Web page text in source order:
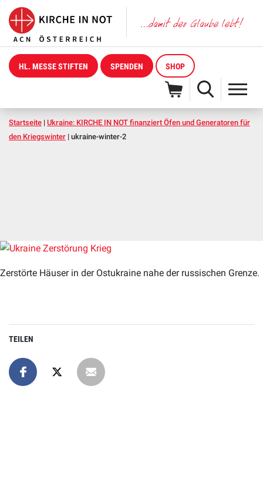
HL. MESSE STIFTEN SPENDEN SHOP
Startseite | Ukraine: KIRCHE IN NOT finanziert Öfen und Generatoren für
den Kriegswinter | ukraine-winter-2
Zerstörte Häuser in der Ostukraine nahe der russischen Grenze.
TEILEN